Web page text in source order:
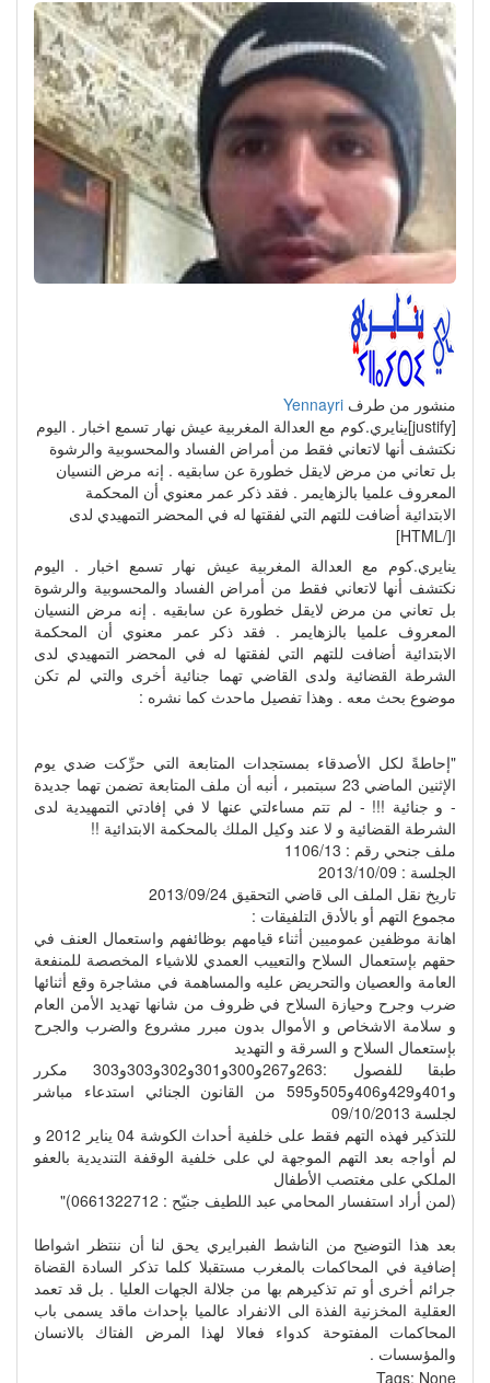
منشور من طرفYennayri
[justify]ينايري.كوم مع العدالة المغربية عيش نهار تسمع اخبار . اليوم
نكتشف أنها لاتعاني فقط من أمراض الفساد والمحسوبية والرشوة
بل تعاني من مرض لايقل خطورة عن سابقيه . إنه مرض النسيان
المعروف علميا بالزهايمر . فقد ذكر عمر معنوي أن المحكمة
الابتدائية أضافت للتهم التي لفقتها له في المحضر التمهيدي لدى
ينايري.كوم مع العدالة المغربية عيش نهار تسمع اخبار . اليوم
نكتشف أنها لاتعاني فقط من أمراض الفساد والمحسوبية والرشوة
بل تعاني من مرض لايقل خطورة عن سابقيه . إنه مرض النسيان
المعروف علميا بالزهايمر . فقد ذكر عمر معنوي أن المحكمة
الابتدائية أضافت للتهم التي لفقتها له في المحضر التمهيدي لدى
الشرطة القضائية ولدى القاضي تهما جنائية أخرى والتي لم تكن
موضوع بحث معه . وهذا تفصيل ماحدث كما نشره :
"إحاطةً لكل الأصدقاء بمستجدات المتابعة التي حرِّكت ضدي يوم
الإثنين الماضي 23 سبتمبر ، أنبه أن ملف المتابعة تضمن تهما جديدة
- و جنائية !!! - لم تتم مساءلتي عنها لا في إفادتي التمهيدية لدى
الشرطة القضائية و لا عند وكيل الملك بالمحكمة الابتدائية !!
ملف جنحي رقم : 1106/13
الجلسة : 2013/10/09
تاريخ نقل الملف الى قاضي التحقيق 2013/09/24
مجموع التهم أو بالأدق التلفيقات :
اهانة موظفين عموميين أثناء قيامهم بوظائفهم واستعمال العنف في
حقهم بإستعمال السلاح والتعييب العمدي للاشياء المخصصة للمنفعة
العامة والعصيان والتحريض عليه والمساهمة في مشاجرة وقع أثنائها
ضرب وجرح وحيازة السلاح في ظروف من شانها تهديد الأمن العام
و سلامة الاشخاص و الأموال بدون مبرر مشروع والضرب والجرح
بإستعمال السلاح و السرقة و التهديد
طبقا للفصول :263و267و300و301و302و303و303 مكرر
و401و429و406و505و595 من القانون الجنائي استدعاء مباشر
لجلسة 09/10/2013
للتذكير فهذه التهم فقط على خلفية أحداث الكوشة 04 يناير 2012 و
لم أواجه بعد التهم الموجهة لي على خلفية الوقفة التنديدية بالعفو
الملكي على مغتصب الأطفال
(لمن أراد استفسار المحامي عبد اللطيف جنيّح : 0661322712)"
بعد هذا التوضيح من الناشط الفبرايري يحق لنا أن ننتظر اشواطا
إضافية في المحاكمات بالمغرب مستقبلا كلما تذكر السادة القضاة
جرائم أخرى أو تم تذكيرهم بها من جلالة الجهات العليا . بل قد تعمد
العقلية المخزنية الفذة الى الانفراد عالميا بإحداث ماقد يسمى باب
المحاكمات المفتوحة كدواء فعالا لهذا المرض الفتاك بالانسان
والمؤسسات .
Tags:None